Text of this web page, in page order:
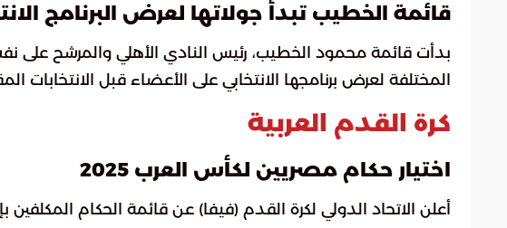
قائمة الخطيب تبدأ جولاتها لعرض البرنامج
بدأت قائمة محمود الخطيب، رئيس النادي الأهلي والمرشح على
المختلفة لعرض برنامجها الانتخابي على الأعضاء قبل الانتخابات
كرة القدم العربية
اختيار حكام مصريين لكأس العرب 2025
أعلن الاتحاد الدولي لكرة القدم (فيفا) عن قائمة الحكام المكلفين